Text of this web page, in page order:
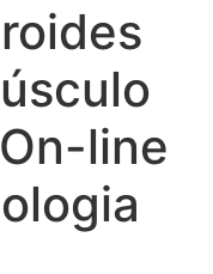
line